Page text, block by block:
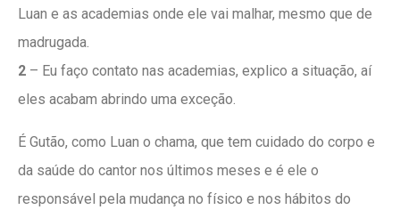
Luan e as academias onde ele vai malhar, mesmo que de
madrugada.
2 – Eu faço contato nas academias, explico a situação, aí
eles acabam abrindo uma exceção.
É Gutão, como Luan o chama, que tem cuidado do corpo e
da saúde do cantor nos últimos meses e é ele o
responsável pela mudança no físico e nos hábitos do